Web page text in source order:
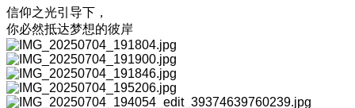
信仰之光引导下，
你必然抵达梦想的彼岸